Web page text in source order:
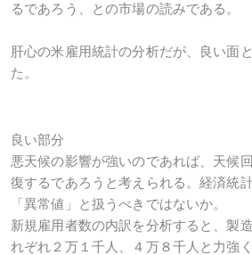
るであろう、との市場の読みである。
肝心の米雇用統計の分析だが、良い面
た。
良い部分
悪天候の影響が強いのであれば、天候
復するであろうと考えられる。経済統
「異常値」と扱うべきではないか。
新規雇用者数の内訳を分析すると、製
れぞれ２万１千人、４万８千人と力強